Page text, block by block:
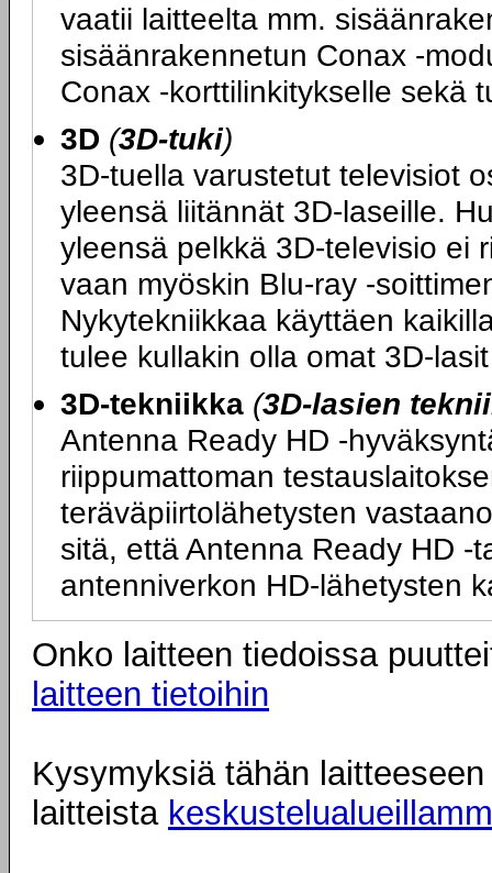
vaatii laitteelta mm.
sisäänrakennetun Conax -
Conax -korttilinkitykselle sekä
3D (3D-tuki)
3D-tuella varustetut televisiot
yleensä liitännät 3D-laseille.
yleensä pelkkä 3D-televisio ei
vaan myöskin Blu-ray -
Nykytekniikkaa käyttäen
tulee kullakin olla omat 3D-
3D-tekniikka (3D-lasien
Antenna Ready HD -
riippumattoman
teräväpiirtolähetysten
sitä, että Antenna Ready HD -
antenniverkon HD-lähetysten
Onko laitteen tiedoissa
laitteen tietoihin
Kysymyksiä tähän
laitteista